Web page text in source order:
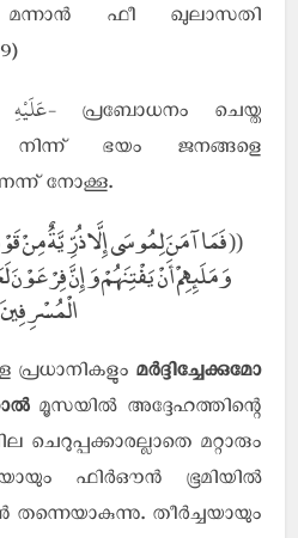
മന്നാന്‍ ഫീ ഖുലാസതി
-عَلَيْهِ الصَّلَاةُ وَالسَّلَامُ- പ്രബോധനം ചെയ്ത
നിന്ന് ഭയം ജനങ്ങളെ
നോക്കൂ.
(( فَمَا آمَنَ لِمُوسَى إِلَّا ذُرِّيَّةٌ
وَمَلَئِهِمْ أَنْ يَفْتِنَهُمْ وَإِنَّ فِرْعَوْنَ
മര്‍ദ്ദിച്ചേക്കുമോ
മൂസയില്‍ അദ്ദേഹത്തിന്റെ
മറ്റാരും
ഫിര്‍ഔന്‍ ഭൂമിയില്‍
തന്നെയാകുന്നു. തീര്‍ച്ചയായും